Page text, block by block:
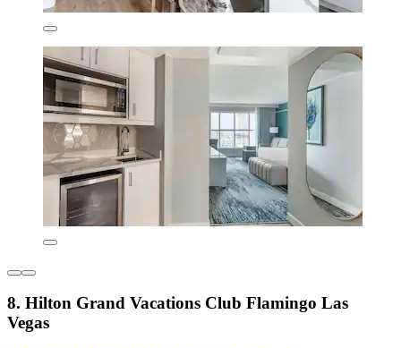
8. Hilton Grand Vacations Club Flamingo Las
Vegas